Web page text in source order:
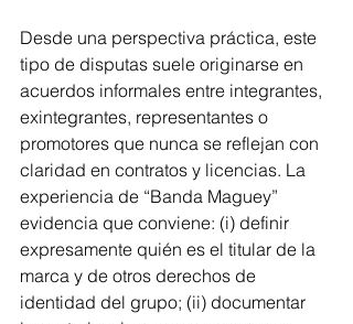
Desde una perspectiva práctica, este
tipo de disputas suele originarse en
acuerdos informales entre integrantes,
exintegrantes, representantes o
promotores que nunca se reflejan con
claridad en contratos y licencias. La
experiencia de “Banda Maguey”
evidencia que conviene: (i) definir
expresamente quién es el titular de la
marca y de otros derechos de
identidad del grupo; (ii) documentar